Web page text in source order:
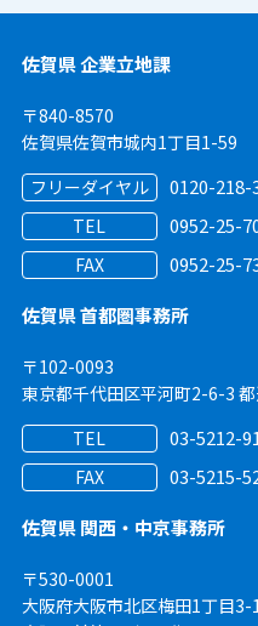
佐賀県 企業立地課
〒840-8570
佐賀県佐賀市城内1丁目1-59
フリーダイヤル
0120-218-
TEL 0952-25-
FAX
0952-25-
佐賀県 首都圏事務所
〒102-0093
東京都千代田区平河町2-6-3
TEL
03-5212-
FAX
03-5215-
佐賀県 関西・中京事務所
〒530-0001
大阪府大阪市北区梅田1丁目3-